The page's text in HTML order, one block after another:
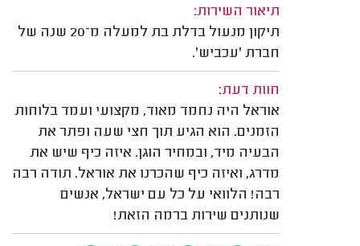
תיאור השירות:
תיקון מנעול בדלת בת למעלה מ־20 שנה של
חברת 'עכביש'.
חוות דעת:
אוראל היה נחמד מאוד, מקצועי ועמד בלוחות
הזמנים. הוא הגיע תוך חצי שעה ופתר את
הבעיה מיד, ובמחיר הוגן. איזה כיף שיש את
מדרג, ואיזה כיף שהכרנו את אוראל. תודה רבה
רבה! הלוואי על כל עם ישראל, אנשים
שנותנים שירות ברמה הזאת!